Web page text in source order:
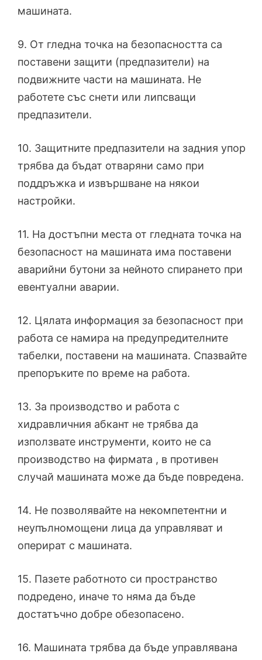
машината.
9. От гледна точка на безопасността са
поставени защити (предпазители) на
подвижните части на машината. Не
работете със снети или липсващи
предпазители.
10. Защитните предпазители на задния упор
трябва да бъдат отваряни само при
поддръжка и извършване на някои
настройки.
11. На достъпни места от гледната точка на
безопасност на машината има поставени
аварийни бутони за нейното спирането при
евентуални аварии.
12. Цялата информация за безопасност при
работа се намира на предупредителните
табелки, поставени на машината. Спазвайте
препоръките по време на работа.
13. За производство и работа с
хидравличния абкант не трябва да
използвате инструменти, които не са
производство на фирмата , в противен
случай машината може да бъде повредена.
14. Не позволявайте на некомпетентни и
неупълномощени лица да управляват и
оперират с машината.
15. Пазете работното си пространство
подредено, иначе то няма да бъде
достатъчно добре обезопасено.
16. Машината трябва да бъде управлявана